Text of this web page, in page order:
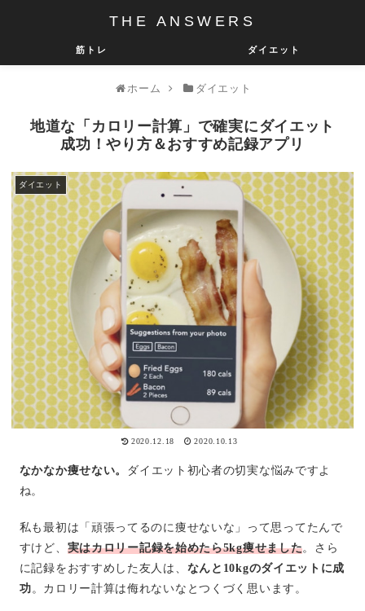
THE ANSWERS
筋トレ ダイエット
ホーム ダイエット
地道な「カロリー計算」で確実にダイエット
成功！やり方＆おすすめ記録アプリ
ダイエット
2020.12.18 2020.10.13
なかなか痩せない。
ダイエット初心者の切実な悩みですよ
ね。
私も最初は「頑張ってるのに痩せないな」って思ってたんで
すけど、 実はカロリー記録を始めたら5kg痩せました。さら
に記録をおすすめした友人は、 なんと10kgのダイエットに成
功 。カロリー計算は侮れないなとつくづく思います。